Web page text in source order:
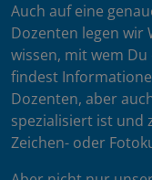
Auch auf eine
Dozenten legen wir
wissen, mit wem
findest
Dozenten, aber
spezialisiert ist und
Zeichen- oder